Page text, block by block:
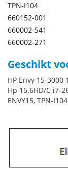
TPN-I104
660152-001
660002-541
660002-271
Geschikt
HP Envy 15-3000
Hp 15.6HD/C i7-
ENVY15, TPN-I104